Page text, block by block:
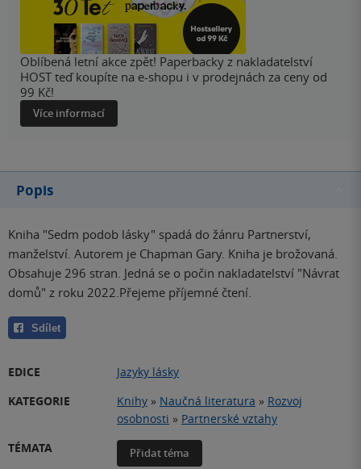
Oblíbená letní akce zpět! Paperbacky z nakladatelství
HOST teď koupíte na e-shopu i v prodejnách za ceny od
99 Kč!
Více informací
Popis
Kniha "Sedm podob lásky" spadá do žánru Partnerství,
manželství. Autorem je Chapman Gary. Kniha je brožovaná.
Obsahuje 296 stran. Jedná se o počin nakladatelství "Návrat
domů" z roku 2022.Přejeme příjemné čtení.
Sdílet
EDICE
Jazyky lásky
KATEGORIE
Knihy » Naučná literatura » Rozvoj
osobnosti » Partnerské vztahy
TÉMATA
Přidat téma